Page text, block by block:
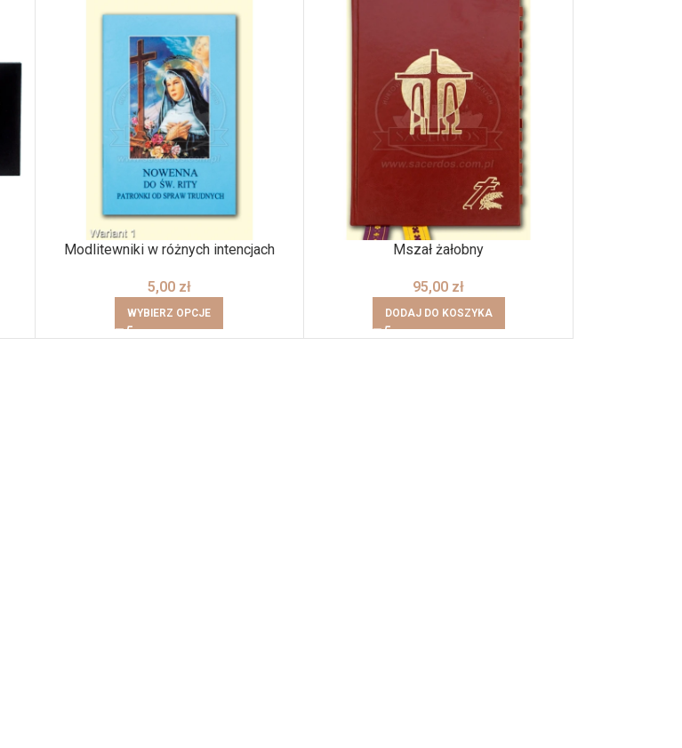
Modlitewniki w różnych intencjach
5,00 zł
WYBIERZ OPCJE
Mszał żałobny
95,00 zł
DODAJ DO KOSZYKA